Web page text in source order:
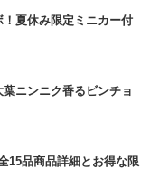
夏休み限定ミニカー付
ニンニク香るビンチョ
15品商品詳細とお得な限